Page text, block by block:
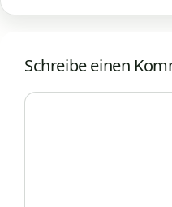
Schreibe einen
Kommentar